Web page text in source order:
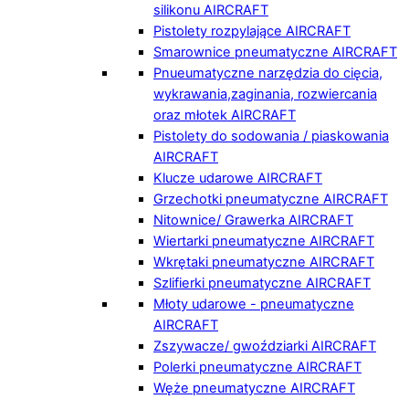
silikonu AIRCRAFT
Pistolety rozpylające AIRCRAFT
Smarownice pneumatyczne AIRCRAFT
Pnueumatyczne narzędzia do cięcia,
wykrawania,zaginania, rozwiercania
oraz młotek AIRCRAFT
Pistolety do sodowania / piaskowania
AIRCRAFT
Klucze udarowe AIRCRAFT
Grzechotki pneumatyczne AIRCRAFT
Nitownice/ Grawerka AIRCRAFT
Wiertarki pneumatyczne AIRCRAFT
Wkrętaki pneumatyczne AIRCRAFT
Szlifierki pneumatyczne AIRCRAFT
Młoty udarowe - pneumatyczne
AIRCRAFT
Zszywacze/ gwoździarki AIRCRAFT
Polerki pneumatyczne AIRCRAFT
Węże pneumatyczne AIRCRAFT